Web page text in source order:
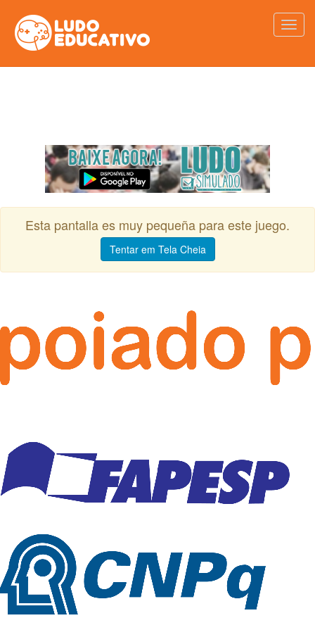
Esta pantalla es muy pequeña para este juego.
Tentar em Tela Cheia